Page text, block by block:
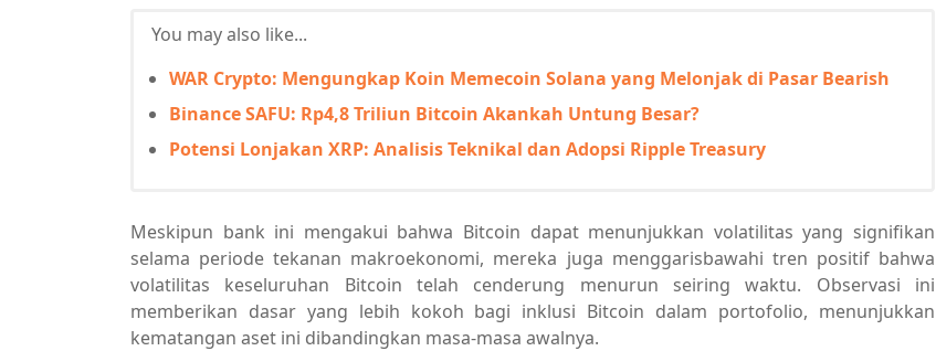
You may also like...
WAR Crypto: Mengungkap Koin Memecoin Solana yang Melonjak di Pasar Bearish
Binance SAFU: Rp4,8 Triliun Bitcoin Akankah Untung Besar?
Potensi Lonjakan XRP: Analisis Teknikal dan Adopsi Ripple Treasury
Meskipun bank ini mengakui bahwa Bitcoin dapat menunjukkan volatilitas yang signifikan
selama periode tekanan makroekonomi, mereka juga menggarisbawahi tren positif bahwa
volatilitas keseluruhan Bitcoin telah cenderung menurun seiring waktu. Observasi ini
memberikan dasar yang lebih kokoh bagi inklusi Bitcoin dalam portofolio, menunjukkan
kematangan aset ini dibandingkan masa-masa awalnya.